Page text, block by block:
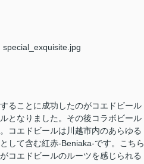
ることに成功したのがコエドビール
となりました。その後コラボビール
コエドビールは川越市内のあらゆる
して含む紅赤-Beniaka-です。こちら
コエドビールのルーツを感じられる